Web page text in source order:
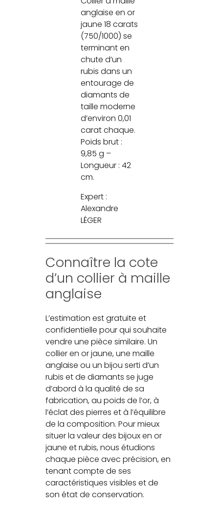
anglaise en or
jaune 18 carats
(750/1000) se
terminant en
chute d’un
rubis dans un
entourage de
diamants de
taille moderne
d’environ 0,01
carat chaque.
Poids brut :
9,85 g –
Longueur : 42
cm.
Expert :
Alexandre
LÉGER
Connaître la cote
d’un collier à maille
anglaise
L’estimation est gratuite et
confidentielle pour qui souhaite
vendre une pièce similaire. Un
collier en or jaune, une maille
anglaise ou un bijou serti d’un
rubis et de diamants se juge
d’abord à la qualité de sa
fabrication, au poids de l’or, à
l’éclat des pierres et à l’équilibre
de la composition. Pour mieux
situer la valeur des bijoux en or
jaune et rubis, nous étudions
chaque pièce avec précision, en
tenant compte de ses
caractéristiques visibles et de
son état de conservation.